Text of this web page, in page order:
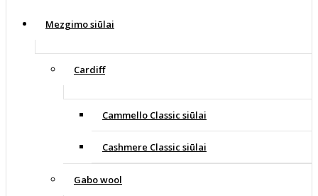
Mezgimo siūlai
Cardiff
Cammello Classic siūlai
Cashmere Classic siūlai
Gabo wool